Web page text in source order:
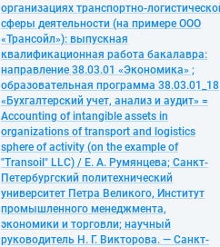
организациях транспортно-
сферы деятельности (на примере ООО
«Трансойл»): выпускная
квалификационная работа бакалавра:
направление 38.03.01 «Экономика» ;
образовательная программа 38.03.01_18
«Бухгалтерский учет, анализ и аудит» =
Accounting of intangible assets in
organizations of transport and logistics
sphere of activity (on the example of
"Transoil" LLC) / Е. А. Румянцева; Санкт-
Петербургский политехнический
университет Петра Великого, Институт
промышленного менеджмента,
экономики и торговли; научный
руководитель Н. Г. Викторова. — Санкт-